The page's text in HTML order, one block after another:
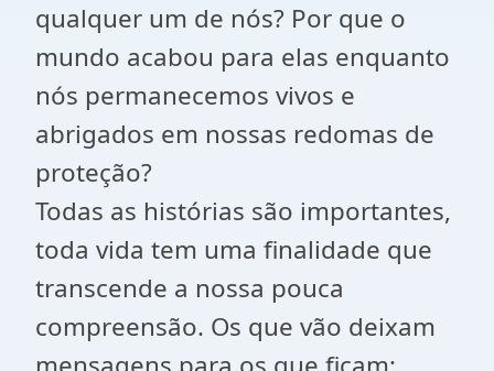
qualquer um de nós? Por que o
mundo acabou para elas enquanto
nós permanecemos vivos e
abrigados em nossas redomas de
proteção?
Todas as histórias são importantes,
toda vida tem uma finalidade que
transcende a nossa pouca
compreensão. Os que vão deixam